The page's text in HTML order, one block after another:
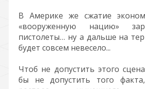
В Америке же сжатие
«вооруженную нацию»
пистолеты… ну а дальше на
будет совсем невесело...
Чтоб не допустить этого
бы не допустить того